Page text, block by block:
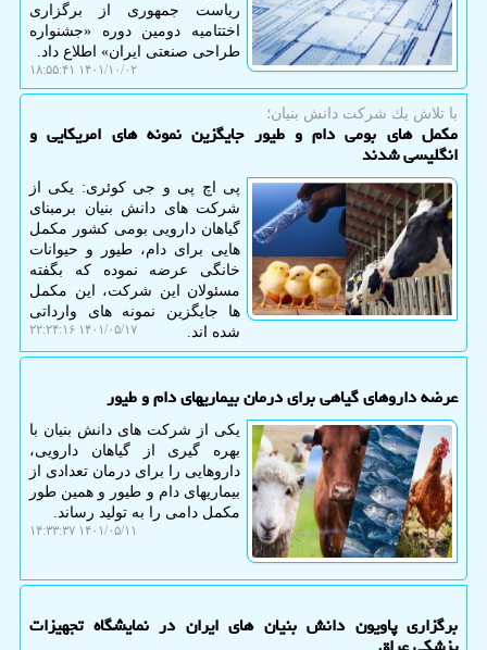
ریاست جمهوری از برگزاری
اختتامیه دومین دوره «جشنواره
طراحی صنعتی ایران» اطلاع داد.
۱۴۰۱/۱۰/۰۲ ۱۸:۵۵:۴۱
با تلاش یك شركت دانش بنیان؛
مکمل های بومی دام و طیور جایگزین نمونه های امریکایی و
انگلیسی شدند
پی اچ پی و جی کوئری: یکی از
شرکت های دانش بنیان برمبنای
گیاهان دارویی بومی کشور مکمل
هایی برای دام، طیور و حیوانات
خانگی عرضه نموده که بگفته
مسئولان این شرکت، این مکمل
ها جایگزین نمونه های وارداتی
شده اند.
۱۴۰۱/۰۵/۱۷ ۲۲:۲۴:۱۶
عرضه داروهای گیاهی برای درمان بیماریهای دام و طیور
یکی از شرکت های دانش بنیان با
بهره گیری از گیاهان دارویی،
داروهایی را برای درمان تعدادی از
بیماریهای دام و طیور و همین طور
مکمل دامی را به تولید رساند.
۱۴۰۱/۰۵/۱۱ ۱۴:۳۳:۳۷
برگزاری پاویون دانش بنیان های ایران در نمایشگاه تجهیزات